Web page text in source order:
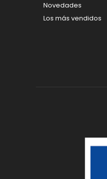
Novedades
Los más vendidos